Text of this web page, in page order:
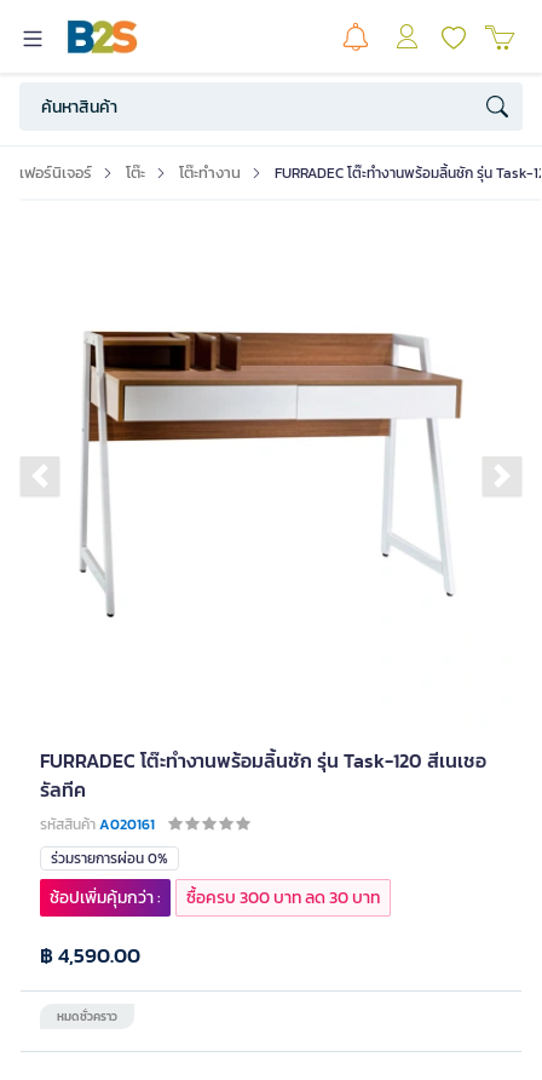
เฟอร์นิเจอร์ โต๊ะ โต๊ะทำงาน FURRADEC โต๊ะทำงานพร้อมลิ้นชัก รุ่น Task-
Previous slide
FURRADEC โต๊ะทำงานพร้อมลิ้นชัก รุ่น Task-120 สีเนเชอ
รัลทีค
รหัสสินค้าA020161
ร่วมรายการผ่อน 0%
หมดชั่วคราว
฿ 4,590.00
ช้อปเพิ่มคุ้มกว่า : ซื้อครบ 300 บาท ลด 30 บาท